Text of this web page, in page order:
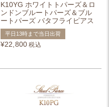
K10YG ホワイトトパーズ＆ロ
ンドンブルートパーズ＆ブル
ートパーズ バタフライピアス
平日13時まで当日出荷
¥22,800 税込